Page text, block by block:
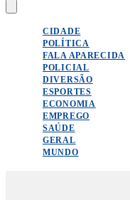
CIDADE
POLÍTICA
FALA APARECIDA
POLICIAL
DIVERSÃO
ESPORTES
ECONOMIA
EMPREGO
SAÚDE
GERAL
MUNDO